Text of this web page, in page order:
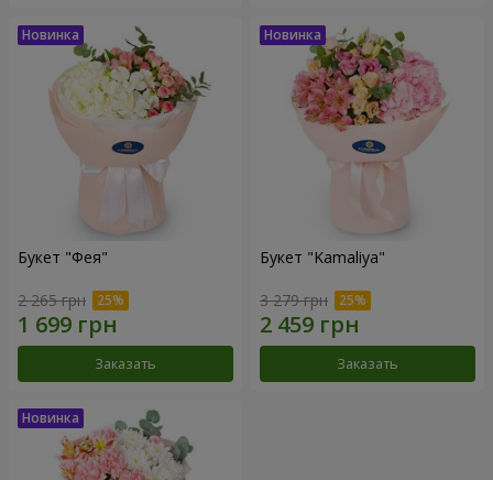
Букет "Фея"
2 265 грн
Заказать
Букет "Kamaliya"
3 279 грн
Заказать